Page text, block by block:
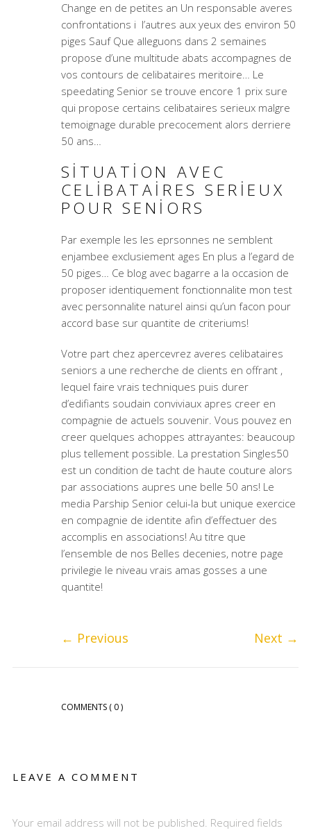
Change en de petites an Un responsable averes
confrontations i l’autres aux yeux des environ 50
piges Sauf Que alleguons dans 2 semaines
propose d’une multitude abats accompagnes de
vos contours de celibataires meritoire… Le
speedating Senior se trouve encore 1 prix sure
qui propose certains celibataires serieux malgre
temoignage durable precocement alors derriere
50 ans…
SITUATION AVEC
CELIBATAIRES SERIEUX
POUR SENIORS
Par exemple les les eprsonnes ne semblent
enjambee exclusiement ages En plus a l’egard de
50 piges… Ce blog avec bagarre a la occasion de
proposer identiquement fonctionnalite mon test
avec personnalite naturel ainsi qu’un facon pour
accord base sur quantite de criteriums!
Votre part chez apercevrez averes celibataires
seniors a une recherche de clients en offrant ,
lequel faire vrais techniques puis durer
d’edifiants soudain conviviaux apres creer en
compagnie de actuels souvenir. Vous pouvez en
creer quelques achoppes attrayantes: beaucoup
plus tellement possible. La prestation Singles50
est un condition de tacht de haute couture alors
par associations aupres une belle 50 ans! Le
media Parship Senior celui-la but unique exercice
en compagnie de identite afin d’effectuer des
accomplis en associations! Au titre que
l’ensemble de nos Belles decenies, notre page
privilegie le niveau vrais amas gosses a une
quantite!
← Previous Next →
COMMENTS ( 0 )
LEAVE A COMMENT
Your email address will not be published. Required fields